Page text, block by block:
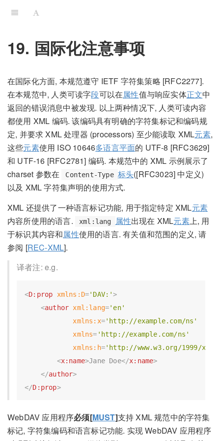
19. 国际化注意事项
在国际化方面, 本规范遵守 IETF 字符集策略 [RFC2277].
在本规范中, 人类可读字段可以在属性值与响应实体正文中
返回的错误消息中被发现. 以上两种情况下, 人类可读内容
都使用 XML 编码. 该编码具有明确的字符集标记和编码规
定, 并要求 XML 处理器 (processors) 至少能读取 XML元素,
这些元素使用 ISO 10646多语言平面的 UTF-8 [RFC3629]
和 UTF-16 [RFC2781] 编码. 本规范中的 XML 示例展示了
charset 参数在
Content-Type 标头([RFC3023] 中定义)
以及 XML 字符集声明的使用方式.
XML 还提供了一种语言标记功能, 用于指定特定 XML元素
内容所使用的语言.
xml:lang 属性出现在 XML元素上, 用
于标识其内容和属性使用的语言. 有关值和范围的定义, 请
参阅 [REC-XML].
译者注: e.g.
<D:prop xmlns:D='DAV:'>
<author xml:lang='en'
xmlns:x='http://example.com/ns'
xmlns= 'http://example.com/ns'
xmlns:h='http://www.w3.org/1999/
<x:name>Jane Doe</x:name>
</author>
</D:prop>
WebDAV 应用程序必须[MUST]支持 XML 规范中的字符集
标记, 字符集编码和语言标记功能. 实现 WebDAV 应用程序